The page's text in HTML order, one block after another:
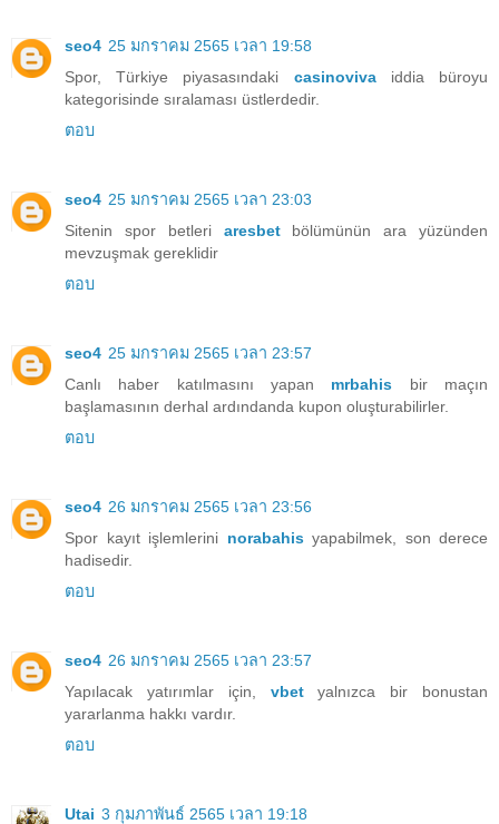
seo4 25 มกราคม 2565 เวลา 19:58
Spor, Türkiye piyasasındaki casinovivaiddia büroyu
kategorisinde sıralaması üstlerdedir.
ตอบ
seo4 25 มกราคม 2565 เวลา 23:03
Sitenin spor betleri aresbetbölümünün ara yüzünden
mevzuşmak gereklidir
ตอบ
seo4 25 มกราคม 2565 เวลา 23:57
Canlı haber katılmasını yapan mrbahis bir maçın
başlamasının derhal ardındanda kupon oluşturabilirler.
ตอบ
seo4 26 มกราคม 2565 เวลา 23:56
Spor kayıt işlemlerini norabahisyapabilmek, son derece
hadisedir.
ตอบ
seo4 26 มกราคม 2565 เวลา 23:57
Yapılacak yatırımlar için, vbetyalnızca bir bonustan
yararlanma hakkı vardır.
ตอบ
Utai 3 กุมภาพันธ์ 2565 เวลา 19:18